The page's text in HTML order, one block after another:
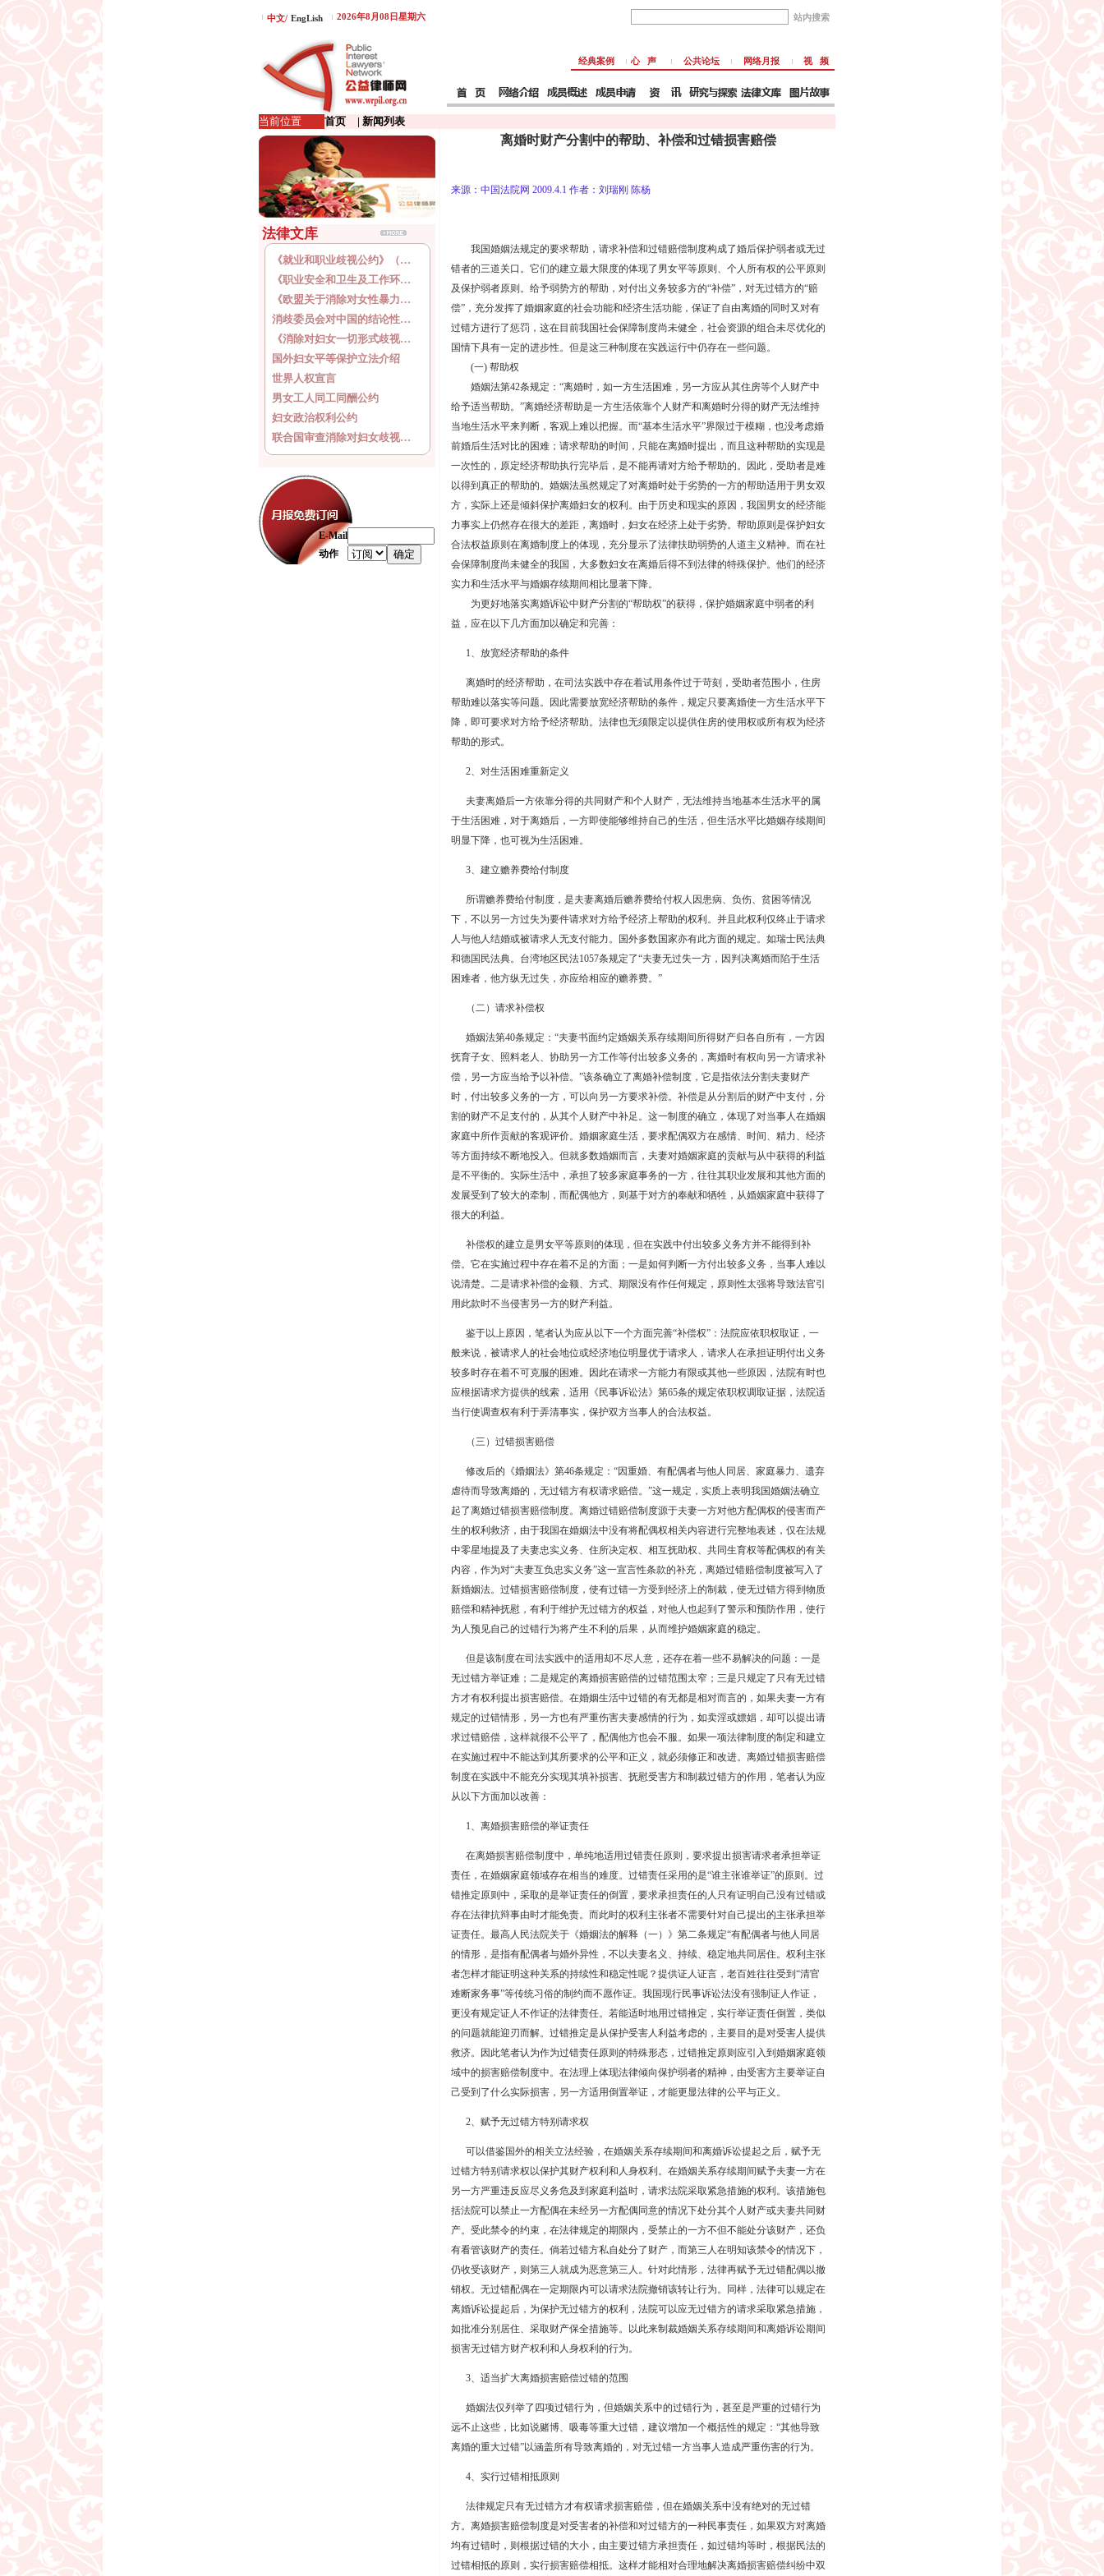
中文/ EngLish 2026年8月08日星期六
经典案例 心 声 公共论坛 网络月报 视 频
当前位置 首页 | 新闻列表
法律文库
《就业和职业歧视公约》（…
《职业安全和卫生及工作环…
《欧盟关于消除对女性暴力…
消歧委员会对中国的结论性…
《消除对妇女一切形式歧视…
国外妇女平等保护立法介绍
世界人权宣言
男女工人同工同酬公约
妇女政治权利公约
联合国审查消除对妇女歧视…
E-Mail
动作
离婚时财产分割中的帮助、补偿和过错损害赔偿
来源：中国法院网 2009.4.1 作者：刘瑞刚 陈杨
我国婚姻法规定的要求帮助，请求补偿和过错赔偿制度构成了婚后保护弱者或无过
错者的三道关口。它们的建立最大限度的体现了男女平等原则、个人所有权的公平原则
及保护弱者原则。给予弱势方的帮助，对付出义务较多方的“补偿”，对无过错方的“赔
偿”，充分发挥了婚姻家庭的社会功能和经济生活功能，保证了自由离婚的同时又对有
过错方进行了惩罚，这在目前我国社会保障制度尚未健全，社会资源的组合未尽优化的
国情下具有一定的进步性。但是这三种制度在实践运行中仍存在一些问题。
(一) 帮助权
婚姻法第42条规定：“离婚时，如一方生活困难，另一方应从其住房等个人财产中
给予适当帮助。”离婚经济帮助是一方生活依靠个人财产和离婚时分得的财产无法维持
当地生活水平来判断，客观上难以把握。而“基本生活水平”界限过于模糊，也没考虑婚
前婚后生活对比的困难；请求帮助的时间，只能在离婚时提出，而且这种帮助的实现是
一次性的，原定经济帮助执行完毕后，是不能再请对方给予帮助的。因此，受助者是难
以得到真正的帮助的。婚姻法虽然规定了对离婚时处于劣势的一方的帮助适用于男女双
方，实际上还是倾斜保护离婚妇女的权利。由于历史和现实的原因，我国男女的经济能
力事实上仍然存在很大的差距，离婚时，妇女在经济上处于劣势。帮助原则是保护妇女
合法权益原则在离婚制度上的体现，充分显示了法律扶助弱势的人道主义精神。而在社
会保障制度尚未健全的我国，大多数妇女在离婚后得不到法律的特殊保护。他们的经济
实力和生活水平与婚姻存续期间相比显著下降。
为更好地落实离婚诉讼中财产分割的“帮助权”的获得，保护婚姻家庭中弱者的利
益，应在以下几方面加以确定和完善：
1、放宽经济帮助的条件
离婚时的经济帮助，在司法实践中存在着试用条件过于苛刻，受助者范围小，住房
帮助难以落实等问题。因此需要放宽经济帮助的条件，规定只要离婚使一方生活水平下
降，即可要求对方给予经济帮助。法律也无须限定以提供住房的使用权或所有权为经济
帮助的形式。
2、对生活困难重新定义
夫妻离婚后一方依靠分得的共同财产和个人财产，无法维持当地基本生活水平的属
于生活困难，对于离婚后，一方即使能够维持自己的生活，但生活水平比婚姻存续期间
明显下降，也可视为生活困难。
3、建立赡养费给付制度
所谓赡养费给付制度，是夫妻离婚后赡养费给付权人因患病、负伤、贫困等情况
下，不以另一方过失为要件请求对方给予经济上帮助的权利。并且此权利仅终止于请求
人与他人结婚或被请求人无支付能力。国外多数国家亦有此方面的规定。如瑞士民法典
和德国民法典。台湾地区民法1057条规定了“夫妻无过失一方，因判决离婚而陷于生活
困难者，他方纵无过失，亦应给相应的赡养费。”
（二）请求补偿权
婚姻法第40条规定：“夫妻书面约定婚姻关系存续期间所得财产归各自所有，一方因
抚育子女、照料老人、协助另一方工作等付出较多义务的，离婚时有权向另一方请求补
偿，另一方应当给予以补偿。”该条确立了离婚补偿制度，它是指依法分割夫妻财产
时，付出较多义务的一方，可以向另一方要求补偿。补偿是从分割后的财产中支付，分
割的财产不足支付的，从其个人财产中补足。这一制度的确立，体现了对当事人在婚姻
家庭中所作贡献的客观评价。婚姻家庭生活，要求配偶双方在感情、时间、精力、经济
等方面持续不断地投入。但就多数婚姻而言，夫妻对婚姻家庭的贡献与从中获得的利益
是不平衡的。实际生活中，承担了较多家庭事务的一方，往往其职业发展和其他方面的
发展受到了较大的牵制，而配偶他方，则基于对方的奉献和牺牲，从婚姻家庭中获得了
很大的利益。
补偿权的建立是男女平等原则的体现，但在实践中付出较多义务方并不能得到补
偿。它在实施过程中存在着不足的方面；一是如何判断一方付出较多义务，当事人难以
说清楚。二是请求补偿的金额、方式、期限没有作任何规定，原则性太强将导致法官引
用此款时不当侵害另一方的财产利益。
鉴于以上原因，笔者认为应从以下一个方面完善“补偿权”：法院应依职权取证，一
般来说，被请求人的社会地位或经济地位明显优于请求人，请求人在承担证明付出义务
较多时存在着不可克服的困难。因此在请求一方能力有限或其他一些原因，法院有时也
应根据请求方提供的线索，适用《民事诉讼法》第65条的规定依职权调取证据，法院适
当行使调查权有利于弄清事实，保护双方当事人的合法权益。
（三）过错损害赔偿
修改后的《婚姻法》第46条规定：“因重婚、有配偶者与他人同居、家庭暴力、遗弃
虐待而导致离婚的，无过错方有权请求赔偿。”这一规定，实质上表明我国婚姻法确立
起了离婚过错损害赔偿制度。离婚过错赔偿制度源于夫妻一方对他方配偶权的侵害而产
生的权利救济，由于我国在婚姻法中没有将配偶权相关内容进行完整地表述，仅在法规
中零星地提及了夫妻忠实义务、住所决定权、相互抚助权、共同生育权等配偶权的有关
内容，作为对“夫妻互负忠实义务”这一宣言性条款的补充，离婚过错赔偿制度被写入了
新婚姻法。过错损害赔偿制度，使有过错一方受到经济上的制裁，使无过错方得到物质
赔偿和精神抚慰，有利于维护无过错方的权益，对他人也起到了警示和预防作用，使行
为人预见自己的过错行为将产生不利的后果，从而维护婚姻家庭的稳定。
但是该制度在司法实践中的适用却不尽人意，还存在着一些不易解决的问题：一是
无过错方举证难；二是规定的离婚损害赔偿的过错范围太窄；三是只规定了只有无过错
方才有权利提出损害赔偿。在婚姻生活中过错的有无都是相对而言的，如果夫妻一方有
规定的过错情形，另一方也有严重伤害夫妻感情的行为，如卖淫或嫖娼，却可以提出请
求过错赔偿，这样就很不公平了，配偶他方也会不服。如果一项法律制度的制定和建立
在实施过程中不能达到其所要求的公平和正义，就必须修正和改进。离婚过错损害赔偿
制度在实践中不能充分实现其填补损害、抚慰受害方和制裁过错方的作用，笔者认为应
从以下方面加以改善：
1、离婚损害赔偿的举证责任
在离婚损害赔偿制度中，单纯地适用过错责任原则，要求提出损害请求者承担举证
责任，在婚姻家庭领域存在相当的难度。过错责任采用的是“谁主张谁举证”的原则。过
错推定原则中，采取的是举证责任的倒置，要求承担责任的人只有证明自己没有过错或
存在法律抗辩事由时才能免责。而此时的权利主张者不需要针对自己提出的主张承担举
证责任。最高人民法院关于《婚姻法的解释（一）》第二条规定“有配偶者与他人同居
的情形，是指有配偶者与婚外异性，不以夫妻名义、持续、稳定地共同居住。权利主张
者怎样才能证明这种关系的持续性和稳定性呢？提供证人证言，老百姓往往受到“清官
难断家务事”等传统习俗的制约而不愿作证。我国现行民事诉讼法没有强制证人作证，
更没有规定证人不作证的法律责任。若能适时地用过错推定，实行举证责任倒置，类似
的问题就能迎刃而解。过错推定是从保护受害人利益考虑的，主要目的是对受害人提供
救济。因此笔者认为作为过错责任原则的特殊形态，过错推定原则应引入到婚姻家庭领
域中的损害赔偿制度中。在法理上体现法律倾向保护弱者的精神，由受害方主要举证自
己受到了什么实际损害，另一方适用倒置举证，才能更显法律的公平与正义。
2、赋予无过错方特别请求权
可以借鉴国外的相关立法经验，在婚姻关系存续期间和离婚诉讼提起之后，赋予无
过错方特别请求权以保护其财产权利和人身权利。在婚姻关系存续期间赋予夫妻一方在
另一方严重违反应尽义务危及到家庭利益时，请求法院采取紧急措施的权利。该措施包
括法院可以禁止一方配偶在未经另一方配偶同意的情况下处分其个人财产或夫妻共同财
产。受此禁令的约束，在法律规定的期限内，受禁止的一方不但不能处分该财产，还负
有看管该财产的责任。倘若过错方私自处分了财产，而第三人在明知该禁令的情况下，
仍收受该财产，则第三人就成为恶意第三人。针对此情形，法律再赋予无过错配偶以撤
销权。无过错配偶在一定期限内可以请求法院撤销该转让行为。同样，法律可以规定在
离婚诉讼提起后，为保护无过错方的权利，法院可以应无过错方的请求采取紧急措施，
如批准分别居住、采取财产保全措施等。以此来制裁婚姻关系存续期间和离婚诉讼期间
损害无过错方财产权利和人身权利的行为。
3、适当扩大离婚损害赔偿过错的范围
婚姻法仅列举了四项过错行为，但婚姻关系中的过错行为，甚至是严重的过错行为
远不止这些，比如说赌博、吸毒等重大过错，建议增加一个概括性的规定：“其他导致
离婚的重大过错”以涵盖所有导致离婚的，对无过错一方当事人造成严重伤害的行为。
4、实行过错相抵原则
法律规定只有无过错方才有权请求损害赔偿，但在婚姻关系中没有绝对的无过错
方。离婚损害赔偿制度是对受害者的补偿和对过错方的一种民事责任，如果双方对离婚
均有过错时，则根据过错的大小，由主要过错方承担责任，如过错均等时，根据民法的
过错相抵的原则，实行损害赔偿相抵。这样才能相对合理地解决离婚损害赔偿纠纷中双